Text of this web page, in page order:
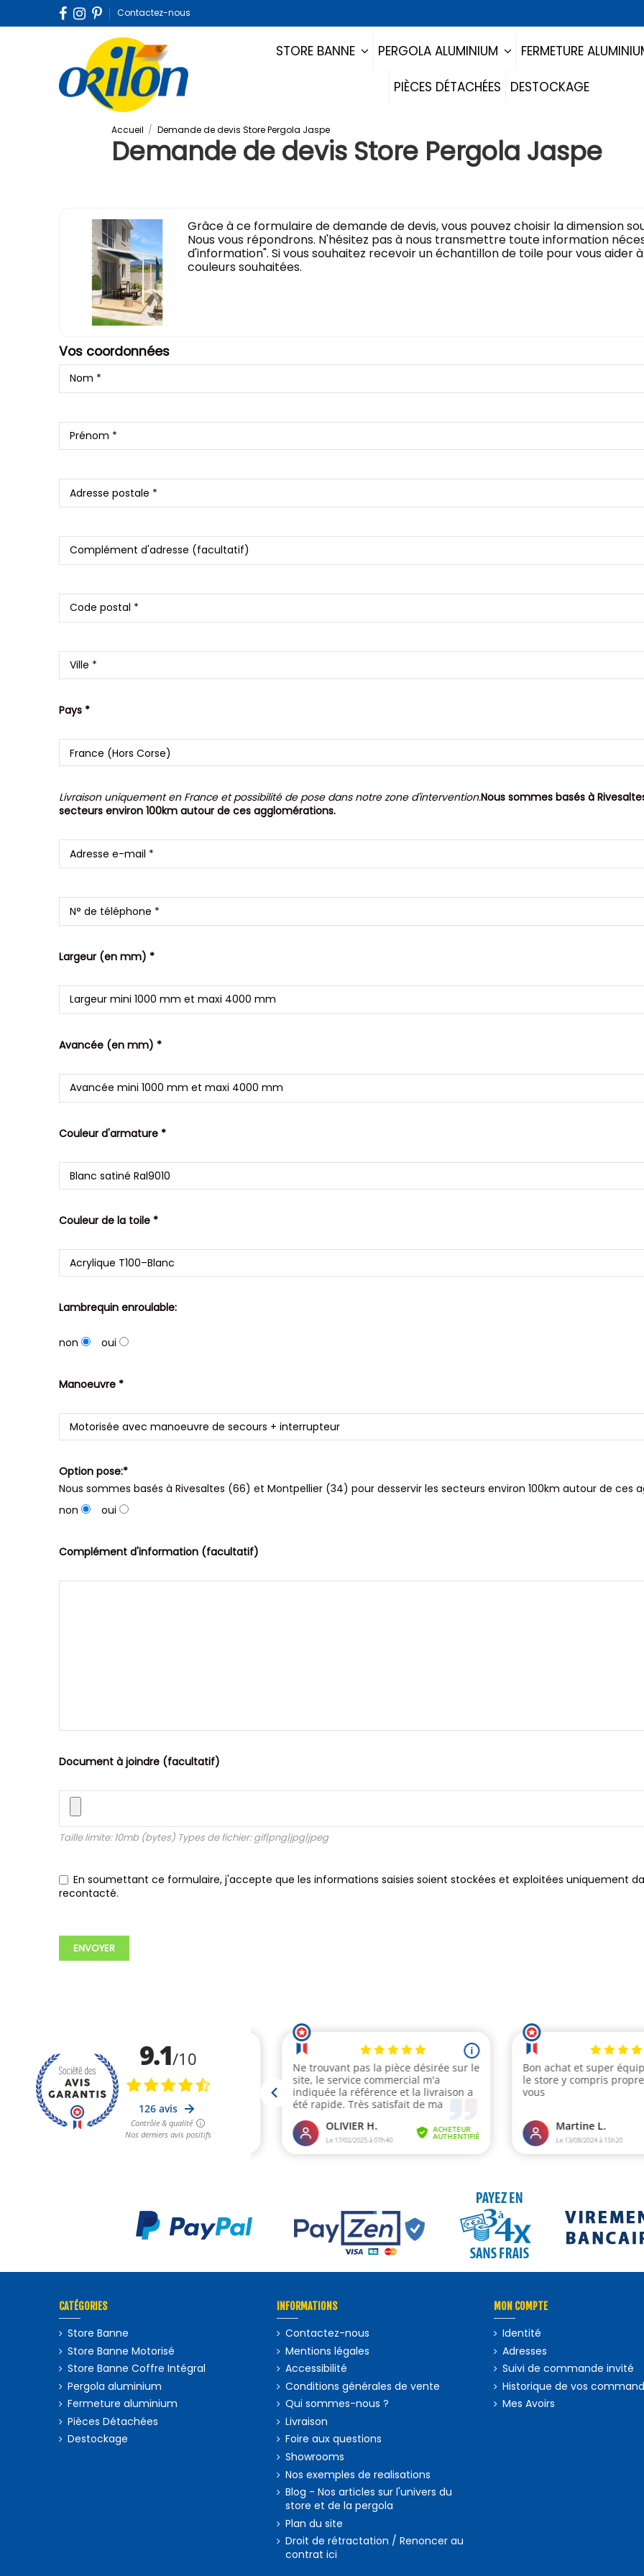
Contactez-nous
STORE BANNE PERGOLA ALUMINIUM FERMETURE
PIÈCES DÉTACHÉES DESTOCKAGE
Accueil Demande de devis Store Pergola Jaspe
Demande de devis Store Pergola Jaspe
Grâce à ce formulaire de demande de devis, vous pouvez choisir la dimension
Nous vous répondrons. N'hésitez pas à nous transmettre toute information
d'information". Si vous souhaitez recevoir un échantillon de toile pour vous aider
couleurs souhaitées.
Vos coordonnées
Pays *
Livraison uniquement en France et possibilité de pose dans notre zone d'intervention.Nous sommes basés à
secteurs environ 100km autour de ces agglomérations.
Largeur (en mm) *
Avancée (en mm) *
Couleur d'armature *
Couleur de la toile *
Lambrequin enroulable:
non oui
Manoeuvre *
Option pose:*
Nous sommes basés à Rivesaltes (66) et Montpellier (34) pour desservir les secteurs environ 100km autour de ces
non
oui
Complément d'information (facultatif)
Document à joindre (facultatif)
Taille limite: 10mb (bytes) Types de fichier: gif|png|jpg|jpeg
En soumettant ce formulaire, j'accepte que les informations saisies soient stockées et exploitées uniquement
recontacté.
CATÉGORIES
Store Banne
Store Banne Motorisé
Store Banne Coffre Intégral
Pergola aluminium
Fermeture aluminium
Pièces Détachées
Destockage
INFORMATIONS
Contactez-nous
Mentions légales
Accessibilité
Conditions générales de vente
Qui sommes-nous ?
Livraison
Foire aux questions
Showrooms
Nos exemples de realisations
Blog - Nos articles sur l'univers du
store et de la pergola
Plan du site
Droit de rétractation / Renoncer au
contrat ici
MON COMPTE
Identité
Adresses
Suivi de commande invité
Historique de vos
Mes Avoirs